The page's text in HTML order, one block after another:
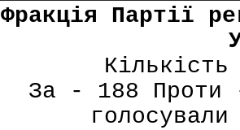
Фракція Партії
За - 188 Проти